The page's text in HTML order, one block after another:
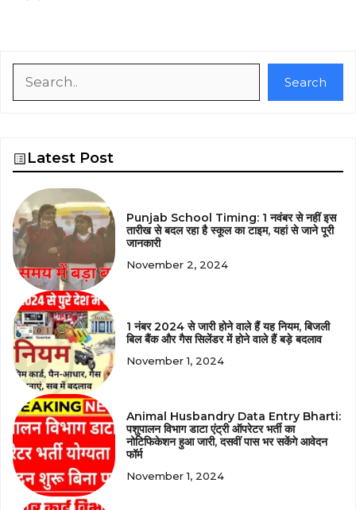
Search
Latest Post
Punjab School Timing: 1 नवंबर से नहीं इस
तारीख से बदल रहा है स्कूल का टाइम, यहां से जाने पूरी
जानकारी
November 2, 2024
1 नंबर 2024 से जारी होने वाले हैं यह नियम, बिजली
बिल बैंक और गैस सिलेंडर में होने वाले हैं बड़े बदलाव
November 1, 2024
Animal Husbandry Data Entry Bharti:
पशुपालन विभाग डाटा एंट्री ऑपरेटर भर्ती का
नोटिफिकेशन हुआ जारी, दसवीं पास भर सकेंगे आवेदन
फॉर्म
November 1, 2024